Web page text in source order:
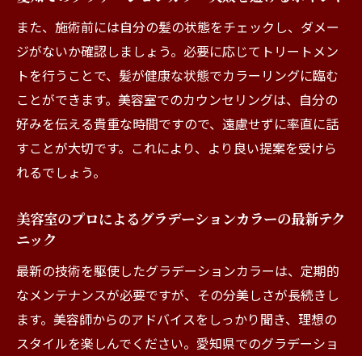
また、施術前には自分の髪の状態をチェックし、ダメー
ジがないか確認しましょう。必要に応じてトリートメン
トを行うことで、髪が健康な状態でカラーリングに臨む
ことができます。美容室でのカウンセリングは、自分の
好みを伝える貴重な時間ですので、遠慮せずに率直に話
すことが大切です。これにより、より良い提案を受けら
れるでしょう。
美容室のプロによるグラデーションカラーの最新テク
ニック
最新の技術を駆使したグラデーションカラーは、定期的
なメンテナンスが必要ですが、その分美しさが長続きし
ます。美容師からのアドバイスをしっかり聞き、理想の
スタイルを楽しんでください。愛知県でのグラデーショ